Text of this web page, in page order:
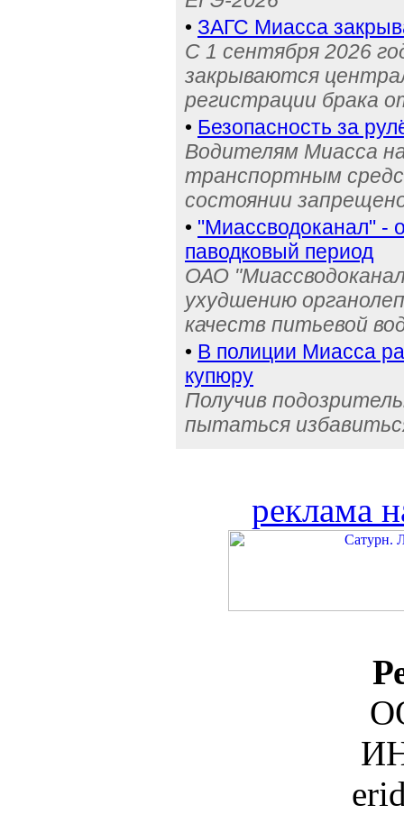
• ЗАГС Миасса
С 1 сентября 2026
закрываются
регистрации брака
• Безопасность за
Водителям Миасса
транспортным
состоянии
• "Миассводоканал" -
паводковый период
ОАО
ухудшению
качеств питьевой
• В полиции Миасса
купюру
Получив
пытаться
реклама